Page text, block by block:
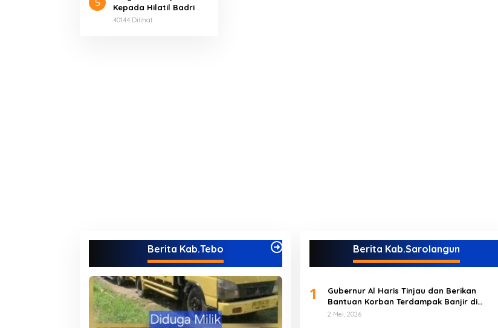
Kepada Hilatil Badri
40144 Dilihat
Berita Kab.Tebo Berita Kab.Sarolangun
1
Gubernur Al Haris Tinjau dan Berikan
Bantuan Korban Terdampak Banjir di
Kabupaten Sarolangun
2 Mei, 2026